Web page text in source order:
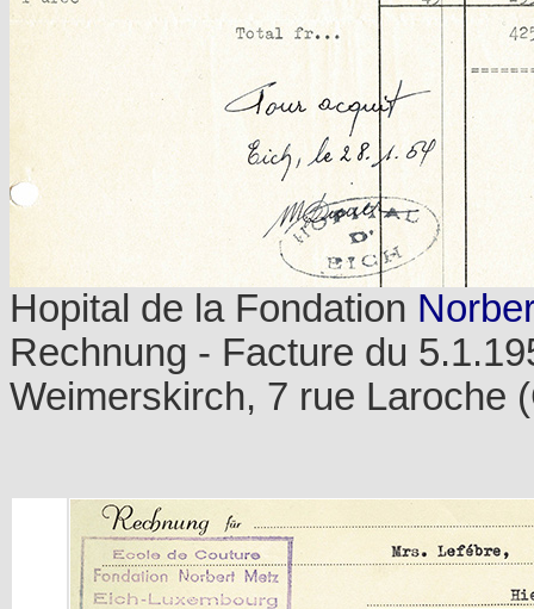
Hopital de la Fondation
Rechnung - Facture du
Weimerskirch, 7 rue Laroche